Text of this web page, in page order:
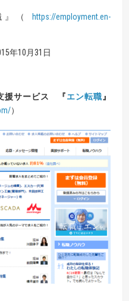
』（
https://employment.en-
年10月31日
援サービス 『エン転職 』
/）